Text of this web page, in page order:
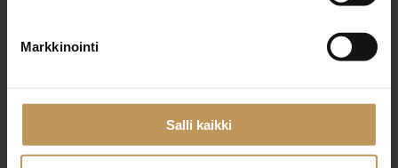
Markkinointi
Salli kaikki